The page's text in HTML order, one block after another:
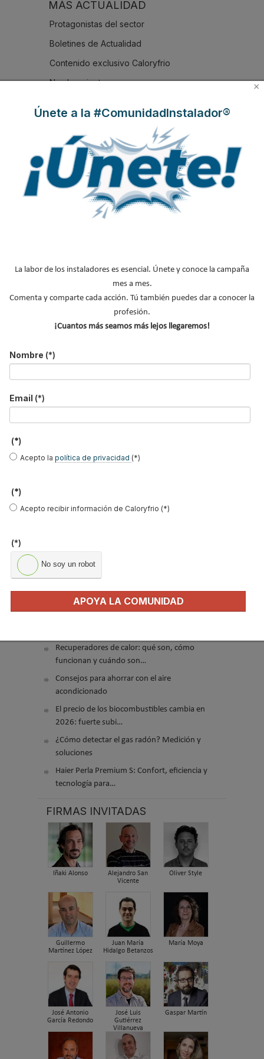
MÁS ACTUALIDAD
Protagonistas del sector
Boletines de Actualidad
Contenido exclusivo Caloryfrio
Nombramientos
Reportajes de mercado
NOTICIAS DESTACADAS
Suscríbete a
nuestros boletines
Email *
Ocupación
*
Recuperadores de calor: qué son, cómo
funcionan y cuándo son…
Consejos para ahorrar con el aire
acondicionado
El precio de los biocombustibles cambia en
2026: fuerte subi…
¿Cómo detectar el gas radón? Medición y
soluciones
Haier Perla Premium S: Confort, eficiencia y
tecnología para…
FIRMAS INVITADAS
Iñaki Alonso
Alejandro San
Vicente
Oliver Style
Guillermo
Martínez López
Juan María
Hidalgo Betanzos
María Moya
José Antonio
García Redondo
José Luis
Gutiérrez
Villanueva
Gaspar Martín
×
Únete a la #ComunidadInstalador®
La labor de los instaladores es esencial. Únete y conoce la campaña
mes a mes.
Comenta y comparte cada acción. Tú también puedes dar a conocer la
profesión.
¡Cuantos más seamos más lejos llegaremos!
Nombre (*)
Email (*)
(*)
Acepto la política de privacidad (*)
(*)
Acepto recibir información de Caloryfrio (*)
(*)
No soy un robot
APOYA LA COMUNIDAD